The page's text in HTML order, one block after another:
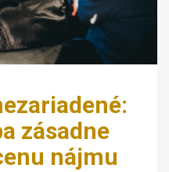
zásadne
nájmu